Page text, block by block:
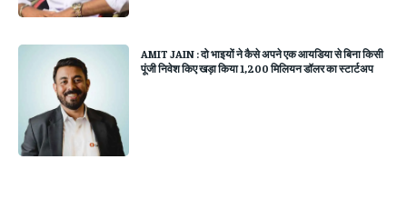
AMIT JAIN : दो भाइयों ने कैसे अपने एक आयडिया से बिना किसी
पूंजी निवेश किए खड़ा किया 1,200 मिलियन डॉलर का स्टार्टअप